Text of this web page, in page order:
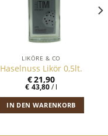
LIKÖRE & CO
Haselnuss Likör 0,5lt.
€21,90
€ 43,80/l
IN DEN WARENKORB